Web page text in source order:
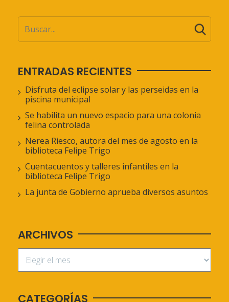
ENTRADAS RECIENTES
Disfruta del eclipse solar y las perseidas en la
piscina municipal
Se habilita un nuevo espacio para una colonia
felina controlada
Nerea Riesco, autora del mes de agosto en la
biblioteca Felipe Trigo
Cuentacuentos y talleres infantiles en la
biblioteca Felipe Trigo
La junta de Gobierno aprueba diversos asuntos
ARCHIVOS
CATEGORÍAS